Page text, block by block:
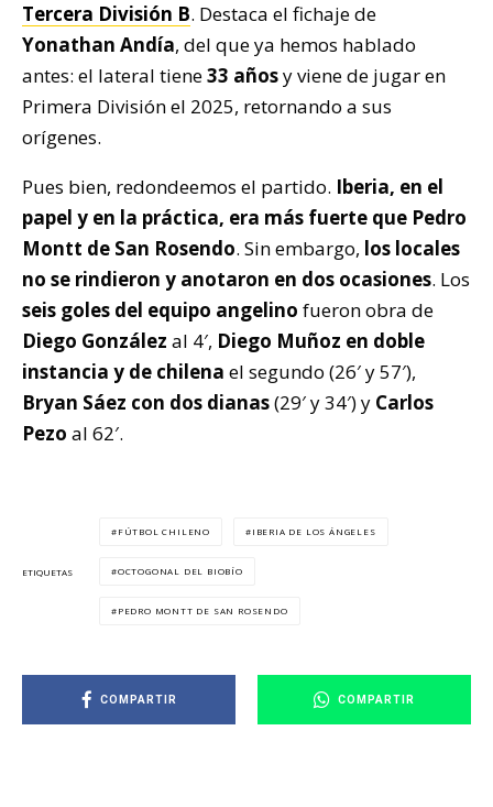
Tercera División B. Destaca el fichaje de
Yonathan Andía, del que ya hemos hablado
antes: el lateral tiene33 añosy viene de jugar en
Primera División el 2025, retornando a sus
orígenes.
Pues bien, redondeemos el partido. Iberia, en el
papel y en la práctica, era más fuerte que Pedro
Montt de San Rosendo. Sin embargo, los locales
no se rindieron y anotaron en dos ocasiones. Los
seis goles del equipo angelino fueron obra de
Diego González al 4′, Diego Muñoz en doble
instancia y de chilena el segundo (26′ y 57′),
Bryan Sáez con dos dianas(29′ y 34′) y Carlos
Pezo al 62′.
ETIQUETAS
FÚTBOL CHILENO IBERIA DE LOS ÁNGELES
OCTOGONAL DEL BIOBÍO
PEDRO MONTT DE SAN ROSENDO
COMPARTIR COMPARTIR